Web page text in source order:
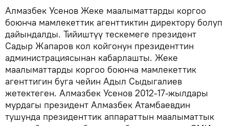
Алмазбек Усенов Жеке маалыматтарды коргоо
боюнча мамлекеттик агенттиктин директору болуп
дайындалды. Тийиштүү тескемеге президент
Садыр Жапаров кол койгонун президенттин
администрациясынан кабарлашты. Жеке
маалыматтарды коргоо боюнча мамлекеттик
агенттигин буга чейин Адыл Сыдыгалиев
жетектеген. Алмазбек Усенов 2012-17-жылдары
мурдагы президент Алмазбек Атамбаевдин
тушунда президенттик аппараттын маалыматтык